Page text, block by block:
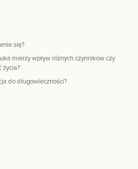
się?
mierzy wpływ różnych czynników czy
życia?
do długowieczności?